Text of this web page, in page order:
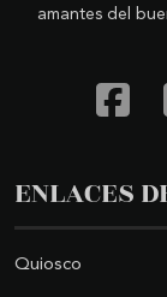
amantes del
ENLACES
Quiosco